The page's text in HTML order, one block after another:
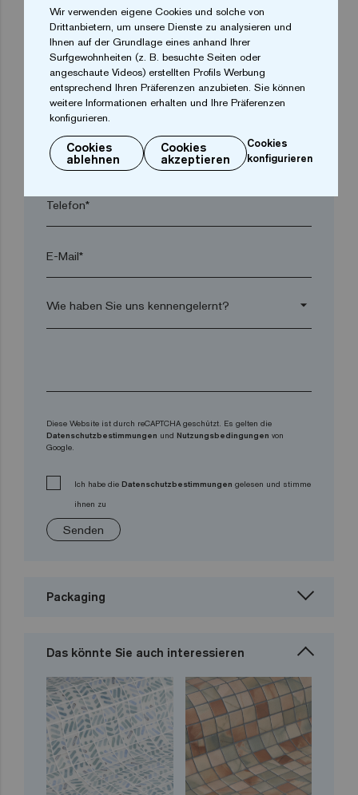
Ort*
Postleitzahl*
Telefon*
E-Mail*
arrow_drop_down
Diese Website ist durch reCAPTCHA geschützt. Es gelten die
Datenschutzbestimmungen und Nutzungsbedingungen von
Google.
Ich habe die Datenschutzbestimmungen gelesen und stimme
ihnen zu
Senden
Packaging
Das könnte Sie auch interessieren
Wir verwenden eigene Cookies und solche von
Drittanbietern, um unsere Dienste zu analysieren und
Ihnen auf der Grundlage eines anhand Ihrer
Surfgewohnheiten (z. B. besuchte Seiten oder
angeschaute Videos) erstellten Profils Werbung
entsprechend Ihren Präferenzen anzubieten. Sie können
weitere Informationen erhalten und Ihre Präferenzen
konfigurieren.
Cookies
ablehnen
Cookies
akzeptieren
Cookies
konfigurieren